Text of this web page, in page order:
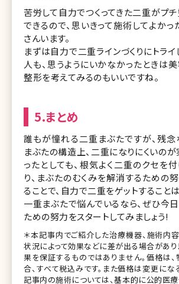
苦労して自力でつくってきた二重がプ
できるので、思いきって施術してよかっ
さんいます。
まずは自力で二重ラインづくりにトライ
人も、思うようにいかなかったときは
整形を考えてみるのもいいですね。
5.まとめ
誰もが憧れる二重まぶたですが、残
まぶたの構造上、二重になりにくいのが
ったとしても、根気よく二重のクセを
り、まぶたのむくみを解消するための
ることで、自力で二重をゲットすることは
一重まぶたで悩んでいるなら、ぜひ今
ための努力をスタートしてみましょう!
＊本記事内でご紹介した治療機器、施術内
状況によって効果などに差が出る場合があり
果を保証するものではありません。価格は
合、すべて税込みです。また価格は変更にな
記事内の施術については、基本的に公的医